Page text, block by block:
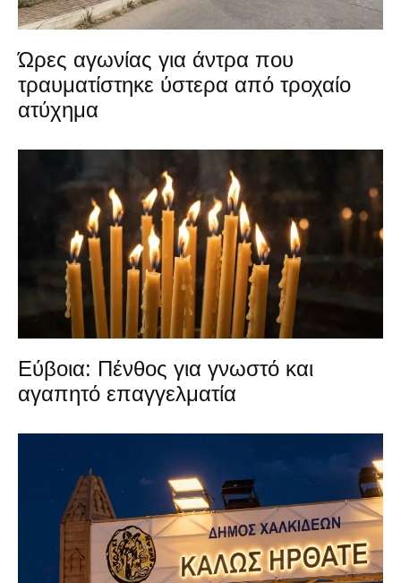
Ώρες αγωνίας για άντρα που
τραυματίστηκε ύστερα από τροχαίο
ατύχημα
Εύβοια: Πένθος για γνωστό και
αγαπητό επαγγελματία